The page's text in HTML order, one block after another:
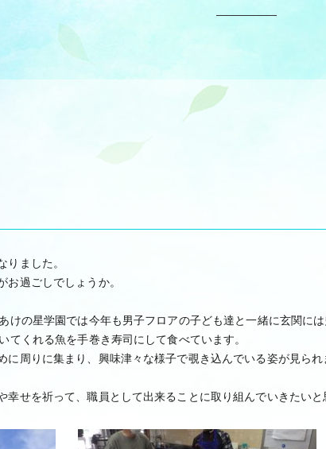
りました。
過ごしでしょうか。
けの星学園では今年も男子フロアの子ども達と一緒に玄関に
てくれる魚を手巻き寿司にして食べています。
周りに集まり、興味津々な様子で覗き込んでいる姿が見られ
幸せを祈って、職員として出来ることに取り組んでいきたいと